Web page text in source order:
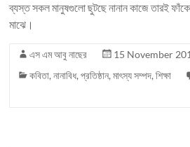
ব্যস্ত সকল মানুষগুলো ছুটছে নানান কাজে তারই
মাঝে।
এস এম আবু নাছের
15 November
কবিতা,নানাবিধ,প্রতিষ্ঠান,মাৎস্য সম্পদ,শিক্ষা